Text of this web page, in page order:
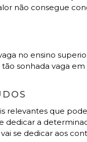
não consegue
no ensino
sonhada vaga
relevantes que
dedicar a
se dedicar aos